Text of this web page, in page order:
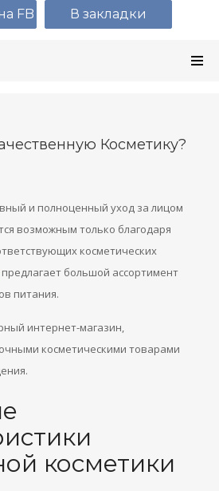
Косметику?
и полноценный уход за лицом
возможным только благодаря
косметических
предлагает большой ассортимент
питания.
интернет-магазин,
косметическими товарами
косметики
FB В закладки